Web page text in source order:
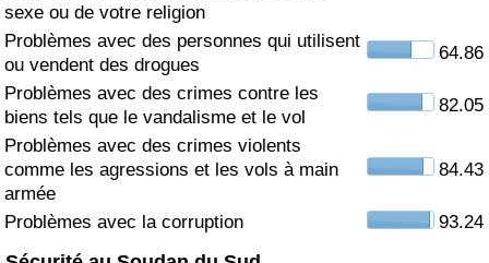
sexe ou de votre religion
Problèmes avec des personnes qui utilisent
ou vendent des drogues
64.86
Problèmes avec des crimes contre les
biens tels que le vandalisme et le vol
82.05
Problèmes avec des crimes violents
comme les agressions et les vols à main
armée
84.43
Problèmes avec la corruption 93.24
Indice de pollution
Indice de Pollution par Pays
Trafic
Indice de Trafic